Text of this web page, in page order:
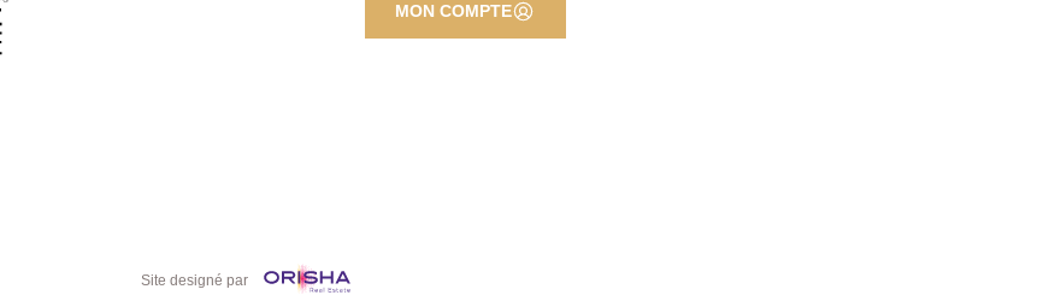
MON COMPTE
Site designé par